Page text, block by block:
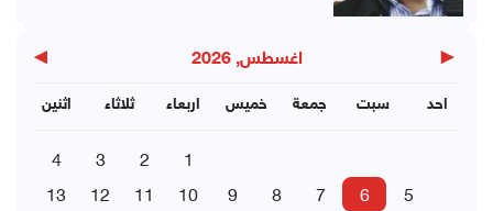
◀ اغسطس, 2026 ▶
اثنين ثلاثاء اربعاء خميس جمعة سبت احد
1
2
3
4
5
6
7
8
9
10
11
12
13